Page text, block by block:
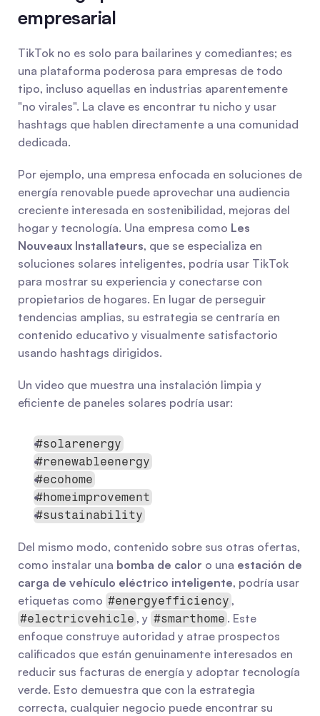
empresarial
TikTok no es solo para bailarines y comediantes; es
una plataforma poderosa para empresas de todo
tipo, incluso aquellas en industrias aparentemente
"no virales". La clave es encontrar tu nicho y usar
hashtags que hablen directamente a una comunidad
dedicada.
Por ejemplo, una empresa enfocada en soluciones de
energía renovable puede aprovechar una audiencia
creciente interesada en sostenibilidad, mejoras del
hogar y tecnología. Una empresa como Les
Nouveaux Installateurs, que se especializa en
soluciones solares inteligentes, podría usar TikTok
para mostrar su experiencia y conectarse con
propietarios de hogares. En lugar de perseguir
tendencias amplias, su estrategia se centraría en
contenido educativo y visualmente satisfactorio
usando hashtags dirigidos.
Un video que muestra una instalación limpia y
eficiente de paneles solares podría usar:
#solarenergy
#renewableenergy
#ecohome
#homeimprovement
#sustainability
Del mismo modo, contenido sobre sus otras ofertas,
como instalar una bomba de calor o una estación de
carga de vehículo eléctrico inteligente, podría usar
etiquetas como #energyefficiency
#electricvehicle , y #smarthome . Este
enfoque construye autoridad y atrae prospectos
calificados que están genuinamente interesados en
reducir sus facturas de energía y adoptar tecnología
verde. Esto demuestra que con la estrategia
correcta, cualquier negocio puede encontrar su